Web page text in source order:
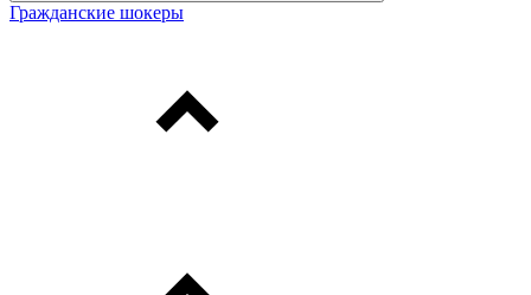
Гражданские шокеры